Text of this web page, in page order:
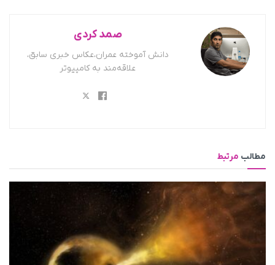
صمد کردی
دانش آموخته عمران،عکاس خبری سابق،
علاقه‌مند به کامپیوتر
مطالب مرتبط